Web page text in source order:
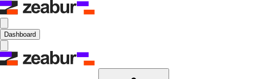
Dashboard